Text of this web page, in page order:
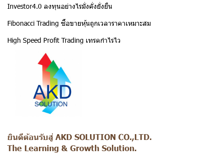
Investor4.0 ลงทุนอย่างไรมั่งคั่งยั่งยืน
Fibonacci Trading ซื้อขายหุ้นถูกเวลาราคาเหมาะสม
High Speed Profit Trading เทรดกำไรไว
ยินดีต้อนรับสู่ AKD SOLUTION CO.,LTD.
The Learning & Growth Solution.